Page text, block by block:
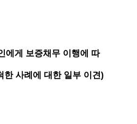
에게 보증채무 이행에 따
한 사례에 대한 일부 이견)